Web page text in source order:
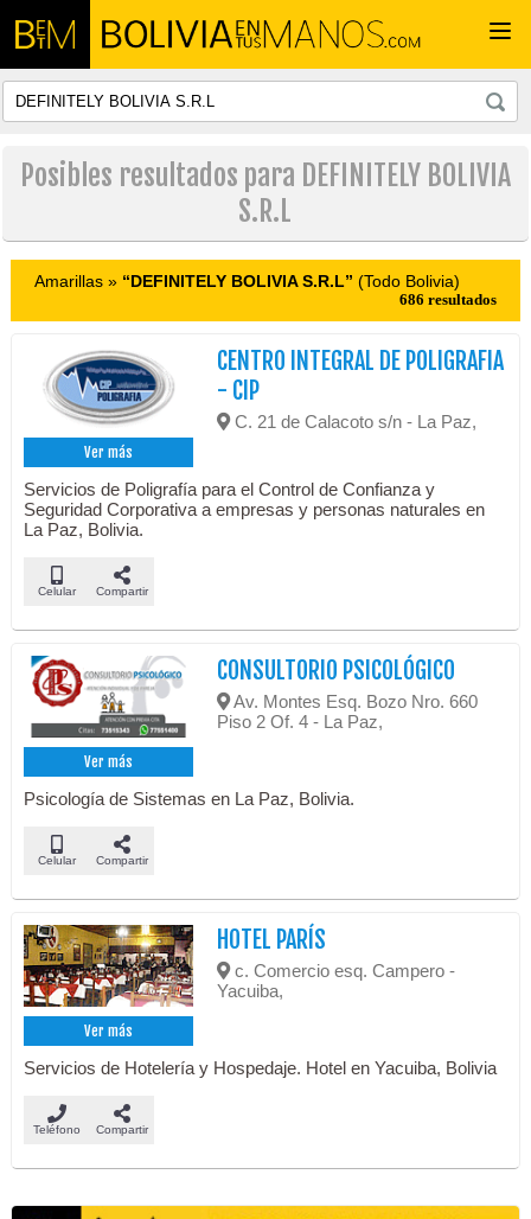
Posibles resultados para DEFINITELY BOLIVIA
S.R.L
Amarillas » “DEFINITELY BOLIVIA S.R.L” (Todo Bolivia)
686 resultados
Ver más
CENTRO INTEGRAL DE POLIGRAFIA
- CIP
C. 21 de Calacoto s/n - La Paz,
Servicios de Poligrafía para el Control de Confianza y
Seguridad Corporativa a empresas y personas naturales en
La Paz, Bolivia.
Celular Compartir
Ver más
CONSULTORIO PSICOLÓGICO
Av. Montes Esq. Bozo Nro. 660
Piso 2 Of. 4 - La Paz,
Psicología de Sistemas en La Paz, Bolivia.
Celular Compartir
Ver más
HOTEL PARÍS
c. Comercio esq. Campero -
Yacuiba,
Servicios de Hotelería y Hospedaje. Hotel en Yacuiba, Bolivia
Teléfono Compartir